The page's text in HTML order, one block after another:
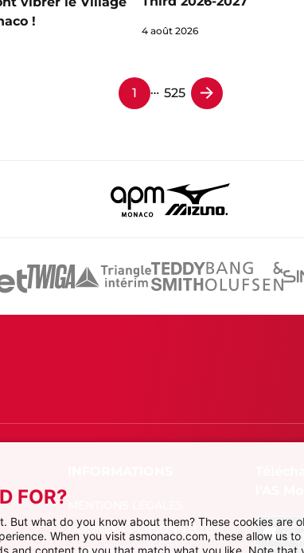
!
4 août 2026
1 … 525
DONNÉES PERSONNELLES
FOR?
what do you know about them? These cookies are
When you visit asmonaco.com, these allow us
and content to you that match what you like. Note